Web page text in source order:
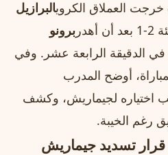
العملاق الكرويالبرازيل
برونو
في الدقيقة الرابعة عشر. وفي
أوضح المدرب
اختياره لجيماريش، وكشف
رغم الخيبة.
قرار تسديد جيماريش